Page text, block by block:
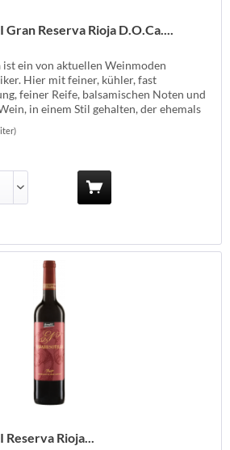
Reserva Rioja D.O.Ca....
ist ein von aktuellen Weinmoden
Hier mit feiner, kühler, fast
feiner Reife, balsamischen Noten und
in einem Stil gehalten, der ehemals
Anbauland: Spanien Anbaugebiet: Rioja
Reserva Rioja...